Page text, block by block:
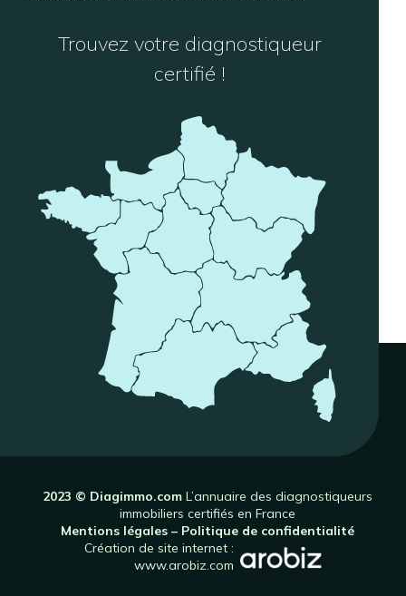
Trouvez votre diagnostiqueur
certifié !
2023 © Diagimmo.com L’annuaire des diagnostiqueurs
immobiliers certifiés en France
Mentions légales – Politique de confidentialité
Création de site internet :
www.arobiz.com